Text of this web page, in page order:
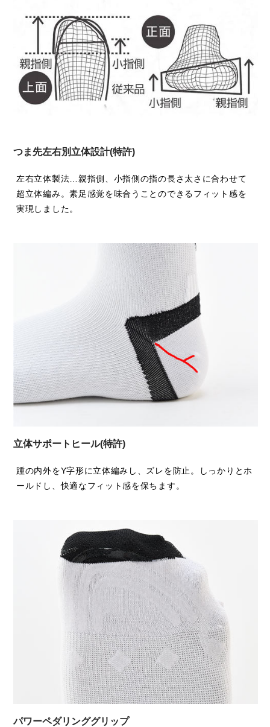
つま先左右別立体設計(特許)
左右立体製法…親指側、小指側の指の長さ太さに合わせて
超立体編み。素足感覚を味合うことのできるフィット感を
実現しました。
立体サポートヒール(特許)
踵の内外をY字形に立体編みし、ズレを防止。しっかりとホ
ールドし、快適なフィット感を保ちます。
パワーペダリンググリップ